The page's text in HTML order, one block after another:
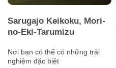
Sarugajo Keikoku, Mori-
no-Eki-Tarumizu
Nơi bạn có thể có những trải
nghiệm đặc biệt